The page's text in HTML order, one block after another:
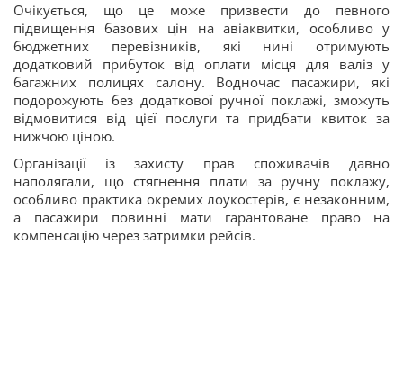
Очікується, що це може призвести до певного
підвищення базових цін на авіаквитки, особливо у
бюджетних перевізників, які нині отримують
додатковий прибуток від оплати місця для валіз у
багажних полицях салону. Водночас пасажири, які
подорожують без додаткової ручної поклажі, зможуть
відмовитися від цієї послуги та придбати квиток за
нижчою ціною.
Організації із захисту прав споживачів давно
наполягали, що стягнення плати за ручну поклажу,
особливо практика окремих лоукостерів, є незаконним,
а пасажири повинні мати гарантоване право на
компенсацію через затримки рейсів.